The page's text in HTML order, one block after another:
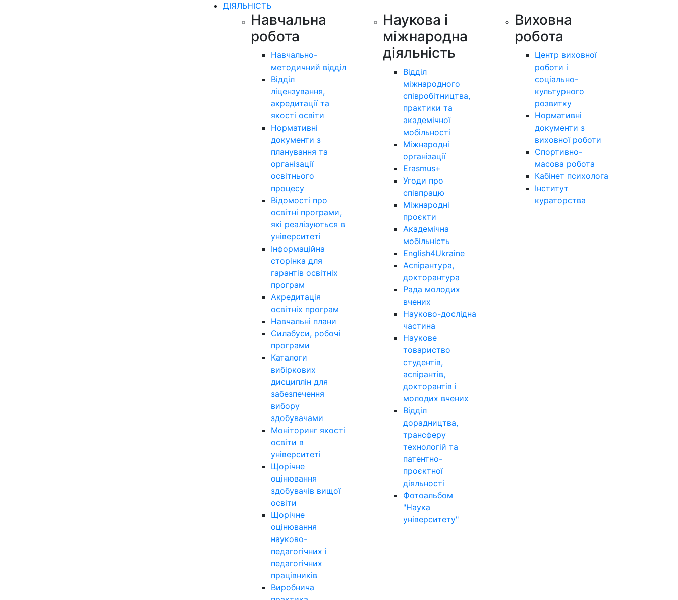
ДІЯЛЬНІСТЬ
Навчальна
робота
Навчально-
методичний відділ
Відділ
ліцензування,
акредитації та
якості освіти
Нормативні
документи з
планування та
організації
освітнього
процесу
Відомості про
освітні програми,
які реалізуються в
університеті
Інформаційна
сторінка для
гарантів освітніх
програм
Акредитація
освітніх програм
Навчальні плани
Силабуси, робочі
програми
Каталоги
вибіркових
дисциплін для
забезпечення
вибору
здобувачами
Моніторинг якості
освіти в
університеті
Щорічне
оцінювання
здобувачів вищої
освіти
Щорічне
оцінювання
науково-
педагогічних і
педагогічних
працівників
Виробнича
Наукова і
міжнародна
діяльність
Відділ
міжнародного
співробітництва,
практики та
академічної
мобільності
Міжнародні
організації
Erasmus+
Угоди про
співпрацю
Міжнародні
проєкти
Академічна
мобільність
English4Ukraine
Аспірантура,
докторантура
Рада молодих
вчених
Науково-дослідна
частина
Наукове
товариство
студентів,
аспірантів,
докторантів і
молодих вчених
Відділ
дорадництва,
трансферу
технологій та
патентно-
проєктної
діяльності
Фотоальбом
"Наука
університету"
Виховна
робота
Центр виховної
роботи і
соціально-
культурного
розвитку
Нормативні
документи з
виховної роботи
Спортивно-
масова робота
Кабінет психолога
Інститут
кураторства